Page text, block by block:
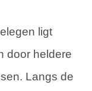
ligt
door heldere
Langs de